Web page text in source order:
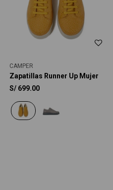
CAMPER
Zapatillas Runner Up Mujer
S/ 699.00